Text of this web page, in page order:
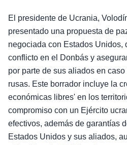
El presidente de Ucrania,
presentado una propuesta de
negociada con Estados Unidos,
conflicto en el Donbás y
por parte de sus aliados en
rusas. Este borrador incluye la
económicas libres' en los
compromiso con un Ejército
efectivos, además de garantías
Estados Unidos y sus aliados,